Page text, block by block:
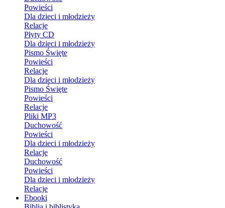
Powieści
Dla dzieci i młodzieży
Relacje
Płyty CD
Dla dzieci i młodzieży
Pismo Święte
Powieści
Relacje
Dla dzieci i młodzieży
Pismo Święte
Powieści
Relacje
Pliki MP3
Duchowość
Powieści
Dla dzieci i młodzieży
Relacje
Duchowość
Powieści
Dla dzieci i młodzieży
Relacje
Ebooki